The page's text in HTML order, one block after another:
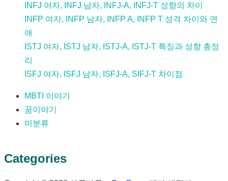
INFJ 여자, INFJ 남자, INFJ-A, INFJ-T 성향의 차이
INFP 여자, INFP 남자, INFP A, INFP T 성격 차이와 연
애
ISTJ 여자, ISTJ 남자, ISTJ-A, ISTJ-T 특징과 성향 총정
리
ISFJ 여자, ISFJ 남자, ISFJ-A, SIFJ-T 차이점
MBTI 이야기
꿈이야기
미분류
Categories